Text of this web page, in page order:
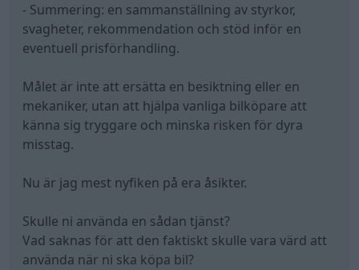
- Summering: en sammanställning av styrkor,
svagheter, rekommendation och stöd inför en
eventuell prisförhandling.
Målet är inte att ersätta en besiktning eller en
mekaniker, utan att hjälpa vanliga bilköpare att
känna sig tryggare och minska risken för dyra
misstag.
Nu är jag mest nyfiken på era åsikter.
Skulle ni använda en sådan tjänst?
Vad saknas för att den faktiskt skulle vara värd att
använda när ni ska köpa bil?